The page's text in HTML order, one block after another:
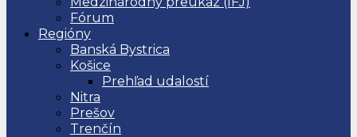
Fórum
Regióny
Banská Bystrica
Košice
Prehľad udalostí
Nitra
Prešov
Trenčín